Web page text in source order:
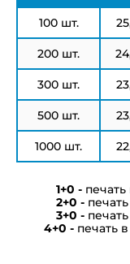
100 шт.
200 шт.
300 шт.
500 шт.
1000 шт.
печать